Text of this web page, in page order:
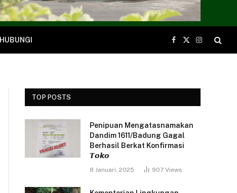
HUBUNGI
Facebook
X
(Twitter)
Instagram
TOP POSTS
Penipuan Mengatasnamakan
Dandim 1611/Badung Gagal
Berhasil Berkat Konfirmasi
𝙏𝙤𝙠𝙤
8 Januari, 2025 907 Views